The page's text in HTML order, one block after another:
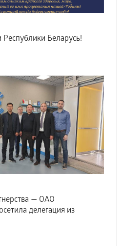
Беларусь!
— ОАО
делегация из